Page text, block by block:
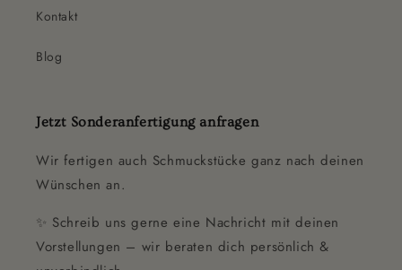
Kontakt
Blog
Jetzt Sonderanfertigung anfragen
Wir fertigen auch Schmuckstücke ganz nach deinen
Wünschen an.
✨ Schreib uns gerne eine Nachricht mit deinen
Vorstellungen – wir beraten dich persönlich &